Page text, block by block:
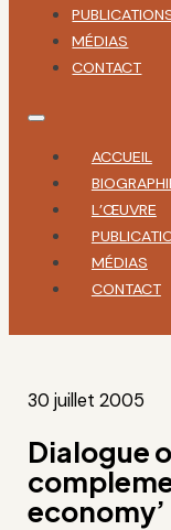
MÉDIAS
CONTACT
ACCUEIL
L’ŒUVRE
MÉDIAS
CONTACT
30 juillet 2005
Dialogue
economy’